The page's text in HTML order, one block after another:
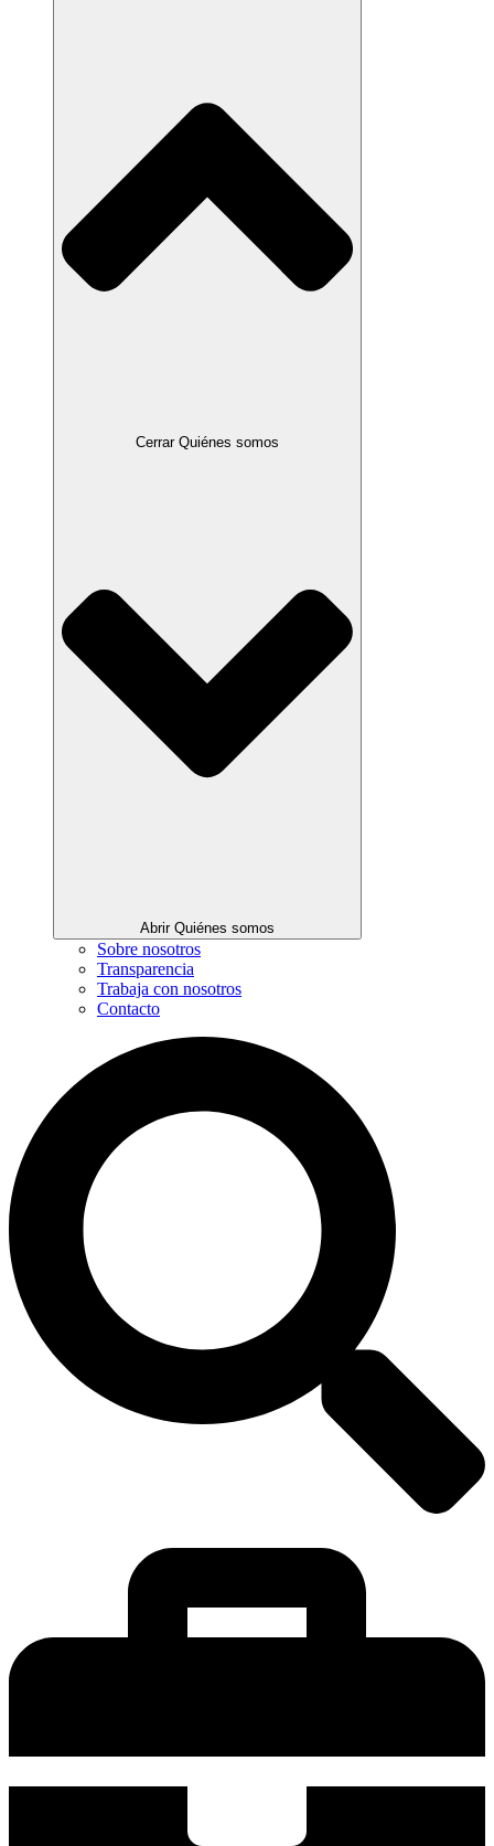
Cerrar Quiénes somos
Abrir Quiénes somos
Sobre nosotros
Transparencia
Trabaja con nosotros
Contacto